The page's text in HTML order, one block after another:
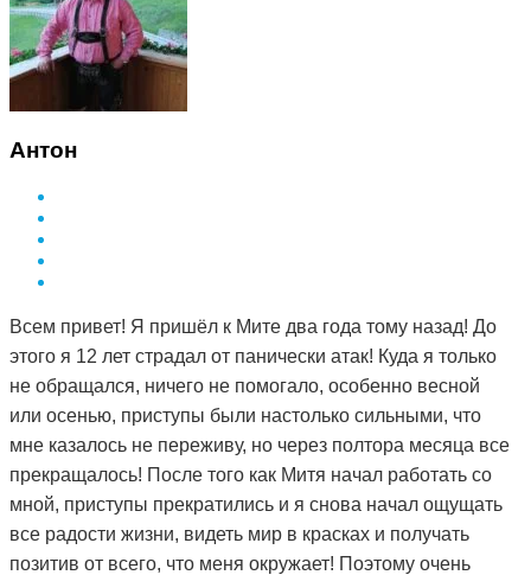
лекарства не смогли седлать за полтора года, смог
сделать Дмитрий и за такой небольшой срок. Врач в
поликлинике сказал, что мне просто повезло и я на
опытного специалиста наткнулась. А ещё говорят, что
Антон
Всем привет! Я пришёл к Мите два года тому назад! До
этого я 12 лет страдал от панически атак! Куда я только
не обращался, ничего не помогало, особенно весной
или осенью, приступы были настолько сильными, что
мне казалось не переживу, но через полтора месяца все
прекращалось! После того как Митя начал работать со
мной, приступы прекратились и я снова начал ощущать
все радости жизни, видеть мир в красках и получать
позитив от всего, что меня окружает! Поэтому очень